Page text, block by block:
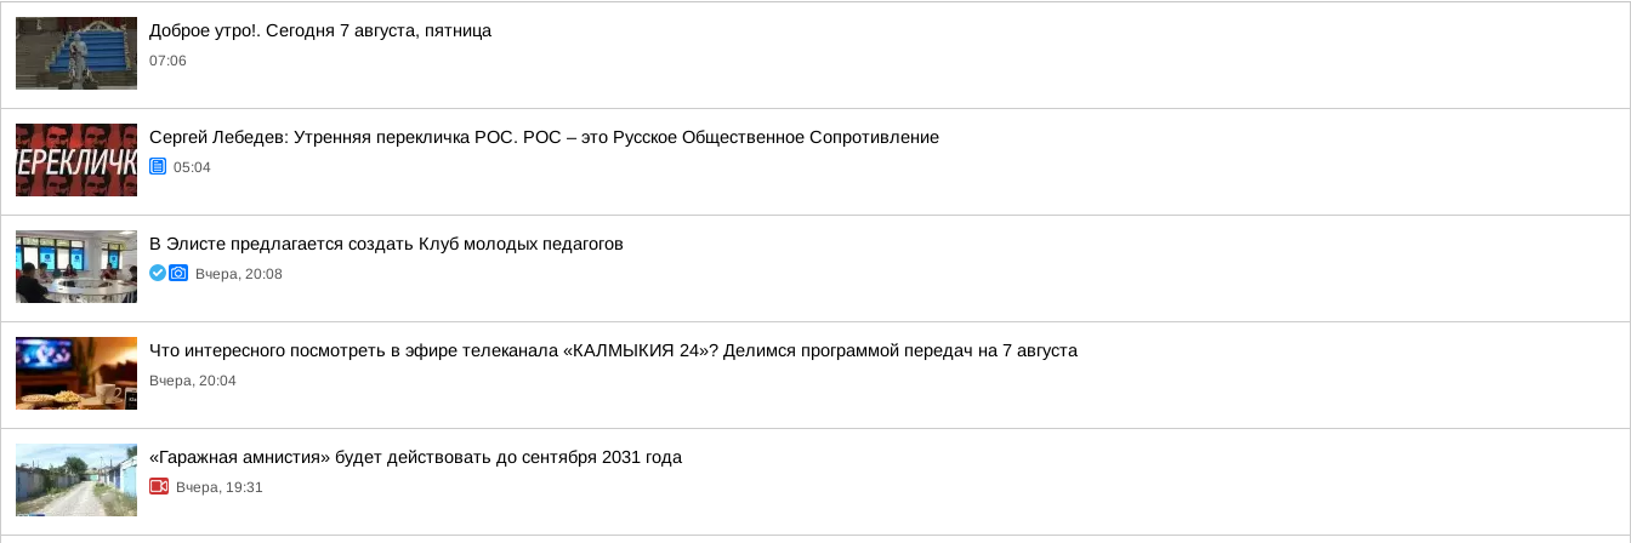
Доброе утро!. Сегодня 7 августа, пятница
07:06
Сергей Лебедев: Утренняя перекличка РОС. РОС – это Русское Общественное Сопротивление
05:04
В Элисте предлагается создать Клуб молодых педагогов
Вчера, 20:08
Что интересного посмотреть в эфире телеканала «КАЛМЫКИЯ 24»? Делимся программой передач на 7 августа
Вчера, 20:04
«Гаражная амнистия» будет действовать до сентября 2031 года
Вчера, 19:31